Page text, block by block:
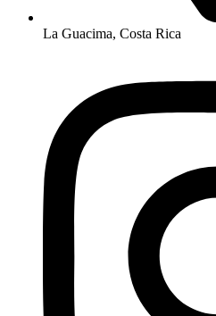
La Guacima, Costa Rica